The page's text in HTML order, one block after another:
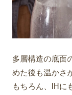
多層構造の底面
めた後も温かさ
もちろん、IHに